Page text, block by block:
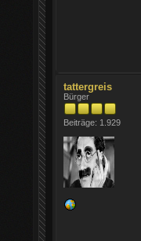
tattergreis
Bürger
Beiträge: 1.929